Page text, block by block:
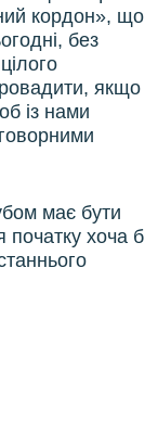
кордон», що
без
якщо
із нами
має бути
початку хоча б